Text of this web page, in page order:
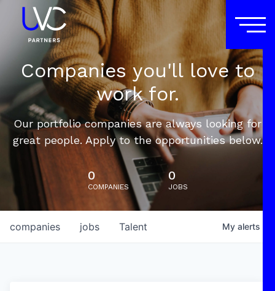
Companies you'll love to
work for.
Our portfolio companies are always looking for
great people. Apply to the opportunities below.
0
COMPANIES
0
JOBS
jobs
companies Talent My alerts